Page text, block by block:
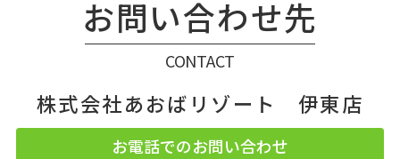
お問い合わせ先
CONTACT
株式会社あおばリゾート 伊東店
お電話でのお問い合わせ